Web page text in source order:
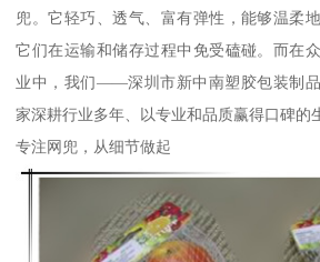
兜。它轻巧、透气、富有弹性，能够温柔
它们在运输和储存过程中免受磕碰。而在
业中，我们——深圳市新中南塑胶包装制
家深耕行业多年、以专业和品质赢得口碑的
专注网兜，从细节做起